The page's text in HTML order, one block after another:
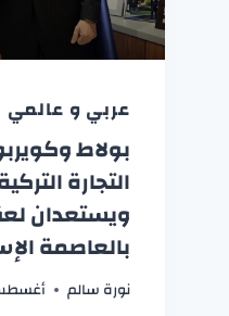
عربي و عالمي
بولاط
التجارة
بالعاصمة
نورة سالم أغسطس 5,